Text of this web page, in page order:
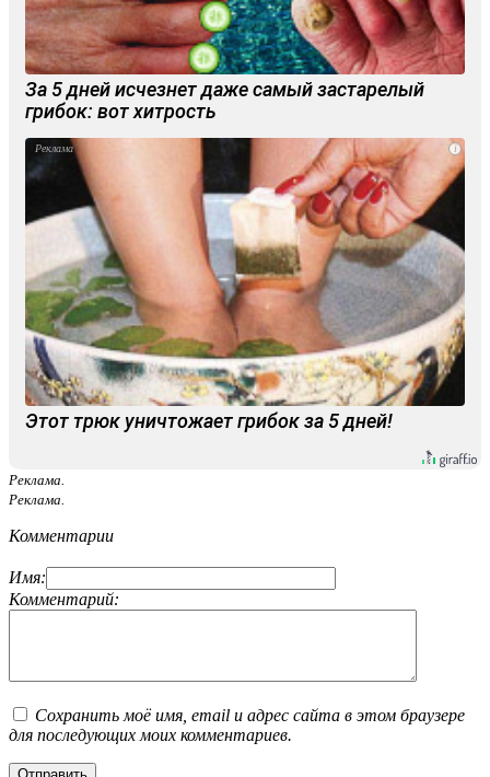
За 5 дней исчезнет даже самый застарелый
грибок: вот хитрость
i
Этот трюк уничтожает грибок за 5 дней!
Реклама.
Реклама.
Комментарии
Имя:
Комментарий:
Сохранить моё имя, email и адрес сайта в этом браузере
для последующих моих комментариев.